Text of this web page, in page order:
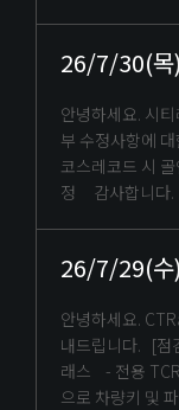
26/7/30(목
안녕하세요. 시티레이서 입니다. 7월 30일 오후 2시 30분 일
부 수정사항에 대한
코스레코드 시
정 감사합니다.
26/7/29(수
안녕하세요. CTRacer 입니다. 금주 정기점검이 완료 되어 안
내드립니다. [점검 내역] 1. AVT-GT, 전용 파츠 출시 - R클
래스 - 전용 TCR휠, TCR윙, TCR후드 출시 - AVT-GT 티켓